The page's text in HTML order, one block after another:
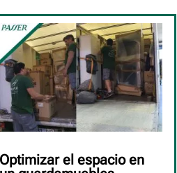
Optimizar el espacio en